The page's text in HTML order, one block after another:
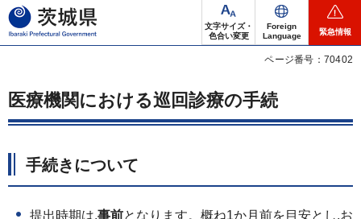
茨城県
文字サイズ・
色合い変更
Foreign
Language
緊急情報
ページ番号：70402
医療機関における巡回診療の手続
手続きについて
提出時期は,事前となります。概ね1か月前を目安とし,お